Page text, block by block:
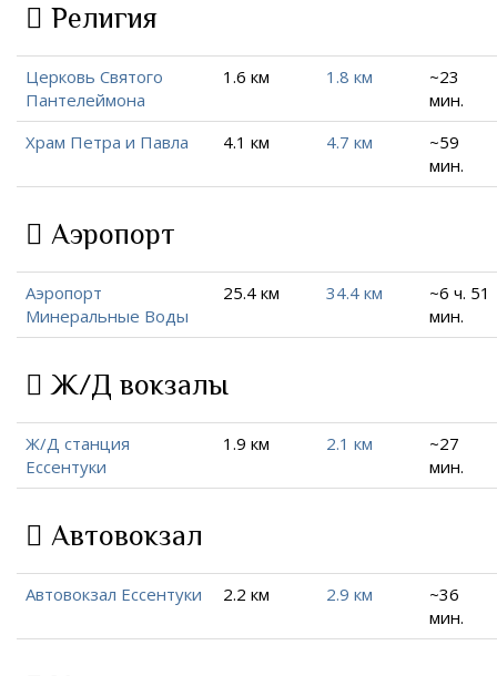
Религия
Церковь Святого
Пантелеймона
1.6 км 1.8 км
~23
мин.
Храм Петра и Павла
4.1 км 4.7 км
~59
мин.
Аэропорт
Аэропорт
Минеральные Воды
25.4 км 34.4 км
~6 ч. 51
мин.
Ж/Д вокзалы
Ж/Д станция
Ессентуки
1.9 км 2.1 км
~27
мин.
Автовокзал
Автовокзал Ессентуки 2.2 км 2.9 км
~36
мин.